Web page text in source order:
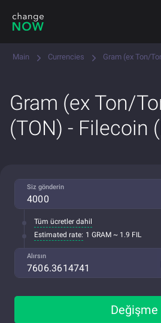
Main Currencies Gram (ex Ton/
Gram (ex Ton/
(TON) - Filecoin
Siz gönderin
Tüm ücretler dahil
Estimated rate: 1 GRAM ~ 1.9 FIL
Alırsın
Değişme